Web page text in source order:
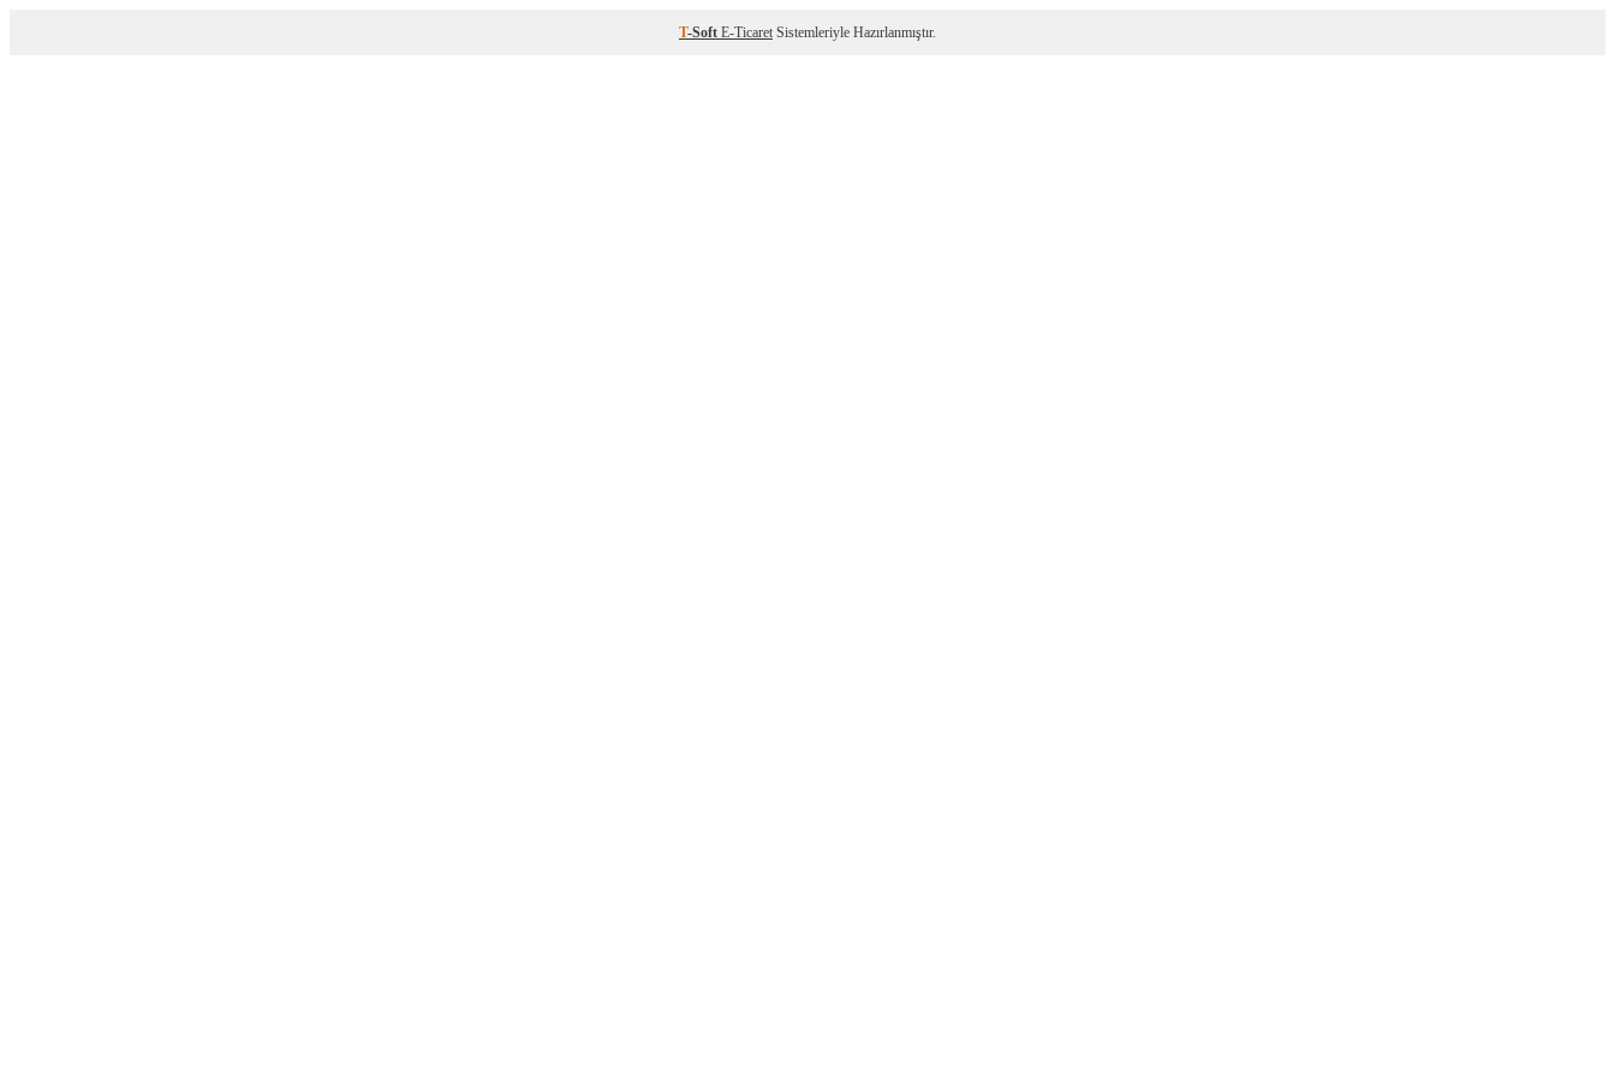
T-Soft E-Ticaret Sistemleriyle Hazırlanmıştır.